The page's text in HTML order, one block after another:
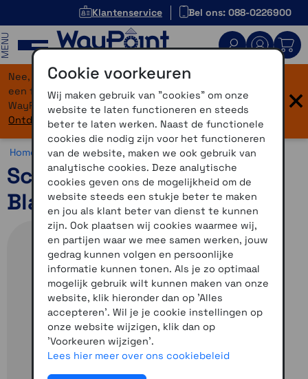
Klantenservice Bel ons: 088-0226900
Nee, je bent niet verdwaald! Onze website heeft
een flinke upgrade gekregen. Dezelfde vertrouwde
WayPoint-service, maar dan in een modern jasje.
Ontdek hier wat er allemaal nieuw is.
×
Home >Motor >Helmen >Schuberth C5
Schuberth C5 Globe Wit
Blauw 53
Cookie voorkeuren
Wij maken gebruik van "cookies" om onze
website te laten functioneren en steeds
beter te laten werken. Naast de functionele
cookies die nodig zijn voor het functioneren
van de website, maken we ook gebruik van
analytische cookies. Deze analytische
cookies geven ons de mogelijkheid om de
website steeds een stukje beter te maken
en jou als klant beter van dienst te kunnen
zijn. Ook plaatsen wij cookies waarmee wij,
en partijen waar we mee samen werken, jouw
gedrag kunnen volgen en persoonlijke
informatie kunnen tonen. Als je zo optimaal
mogelijk gebruik wilt kunnen maken van onze
website, klik hieronder dan op 'Alles
accepteren'. Wil je je cookie instellingen op
onze website wijzigen, klik dan op
'Voorkeuren wijzigen'.
Lees hier meer over ons cookiebeleid